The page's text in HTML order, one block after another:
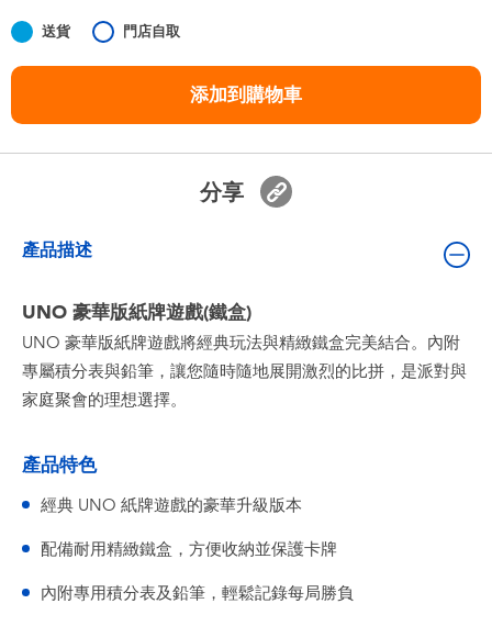
任天堂 Switch
送貨 門店自取
添加到購物車
分享
產品描述
UNO 豪華版紙牌遊戲(鐵盒)
UNO 豪華版紙牌遊戲將經典玩法與精緻鐵盒完美結合。內附
專屬積分表與鉛筆，讓您隨時隨地展開激烈的比拼，是派對與
家庭聚會的理想選擇。
產品特色
經典 UNO 紙牌遊戲的豪華升級版本
配備耐用精緻鐵盒，方便收納並保護卡牌
內附專用積分表及鉛筆，輕鬆記錄每局勝負